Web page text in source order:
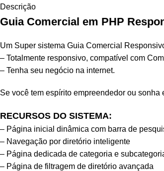
Descrição
Guia Comercial em PHP
Um Super sistema Guia Comercial
– Totalmente responsivo, compatível com
– Tenha seu negócio na internet.
Se você tem espírito empreendedor ou sonha
RECURSOS DO SISTEMA:
– Página inicial dinâmica com barra de
– Navegação por diretório inteligente
– Página dedicada de categoria e
– Página de filtragem de diretório avançada